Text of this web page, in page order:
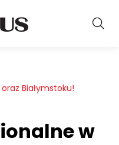
Białymstoku!
w